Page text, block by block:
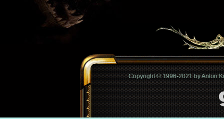
Copyright © 1996-2021 by Anton